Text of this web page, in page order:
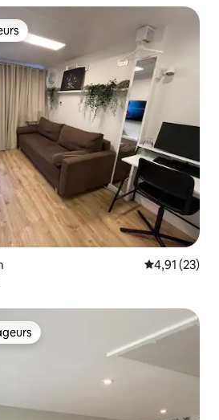
Évaluation
4,91 (23)
les plus appréciés